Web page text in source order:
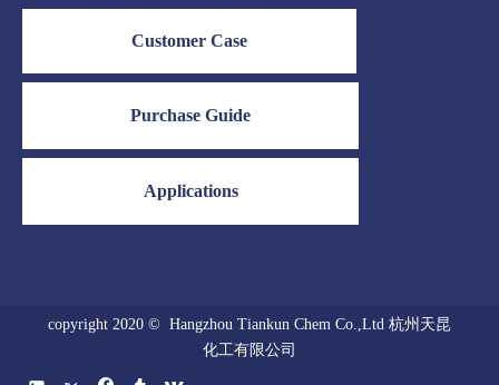
Customer Case
Purchase Guide
Applications
copyright 2020 © Hangzhou Tiankun Chem Co.,Ltd 杭州天昆
化工有限公司